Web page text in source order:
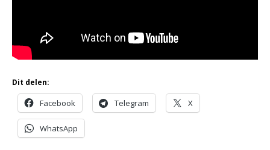
Dit delen:
Facebook Telegram X
WhatsApp